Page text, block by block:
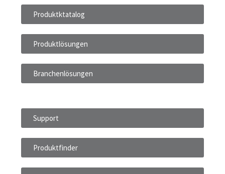
Produktktatalog
Produktlösungen
Branchenlösungen
Support
Produktfinder